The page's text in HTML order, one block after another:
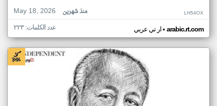
May 18, 2026
منذ شهرين LH54OX
ار تي عربي• arabic.rt.com عدد الكلمات: ٢٢٣